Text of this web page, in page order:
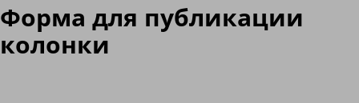
Форма для публикации
колонки